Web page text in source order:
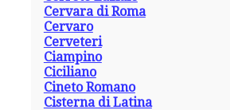
Cervara di Roma
Cervaro
Cerveteri
Ciampino
Ciciliano
Cineto Romano
Cisterna di Latina